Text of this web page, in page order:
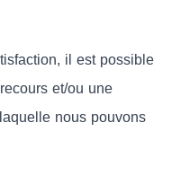
il est possible
et/ou une
nous pouvons